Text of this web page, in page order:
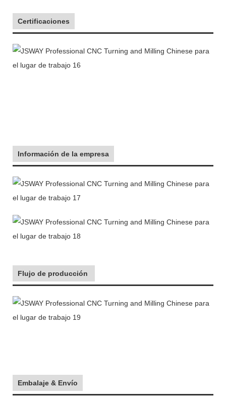
Certificaciones
Información de la empresa
Flujo de producción
Embalaje & Envío